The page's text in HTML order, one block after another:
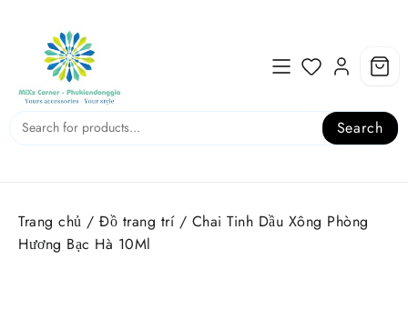
content
Search
Trang chủ / Đồ trang trí/ Chai Tinh Dầu Xông Phòng
Hương Bạc Hà 10Ml